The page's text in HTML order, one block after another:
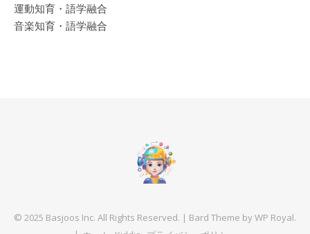
運動知育・語学融合
音楽知育・語学融合
© 2025 Basjoos Inc. All Rights Reserved. | Bard Theme byWP Royal.